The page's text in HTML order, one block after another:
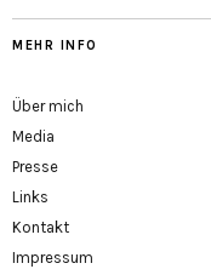
MEHR INFO
Über mich
Media
Presse
Links
Kontakt
Impressum